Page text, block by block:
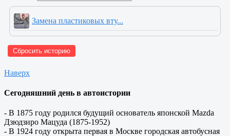
Замена пластиковых вту...
Сбросить историю
Наверх
Сегодняшний день в автоистории
- В 1875 году родился будущий основатель японской Mazda
Дзюдзиро Мацуда (1875-1952)
- В 1924 году открыта первая в Москве городская автобусная